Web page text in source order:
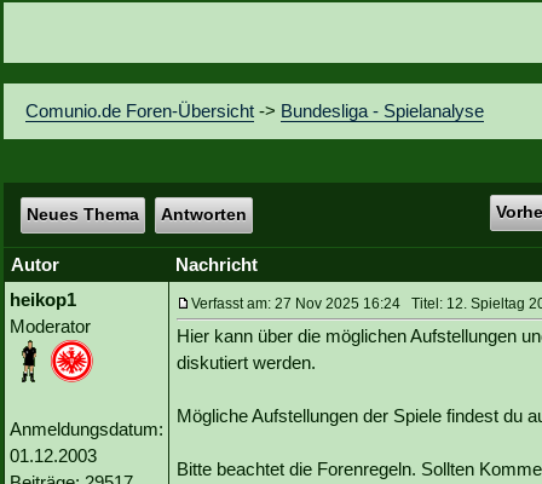
Vereinsfragen
Comunio.de Foren-Übersicht -> Bundesliga - Spielanalyse
Neues Thema Antworten
Autor
Nachricht
heikop1
Moderator
Anmeldungsdatum:
01.12.2003
Verfasst am: 27 Nov 2025 16:24 Titel: 12. Spieltag
Hier kann über die möglichen Aufstellungen
diskutiert werden.
Mögliche Aufstellungen der Spiele findest du
Bitte beachtet die Forenregeln. Sollten